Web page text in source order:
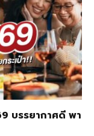
บรรยากาศดี พา